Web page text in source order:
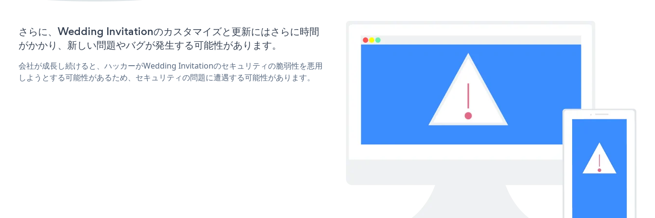
さらに、Wedding Invitationのカスタマイズと更新にはさらに時間
がかかり、新しい問題やバグが発生する可能性があります。
会社が成長し続けると、ハッカーがWedding Invitationのセキュリティの脆弱性を悪用
しようとする可能性があるため、セキュリティの問題に遭遇する可能性があります。